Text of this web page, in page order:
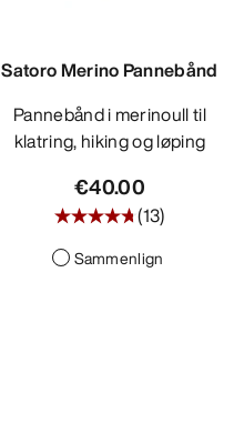
Satoro Merino Pannebånd
Pannebånd i merinoull til
klatring, hiking og løping
€40.00
(13)
Sammenlign